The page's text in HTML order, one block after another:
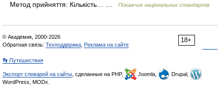
Метод прийняття: Кількість… …
Покажчик національних стандартів
18+
© Академик, 2000-2026
Обратная связь: Техподдержка Реклама на сайте
👣 Путешествия
Экспорт словарей на сайты , сделанные на PHP, Joomla,
Drupal,
WordPress, MODx.